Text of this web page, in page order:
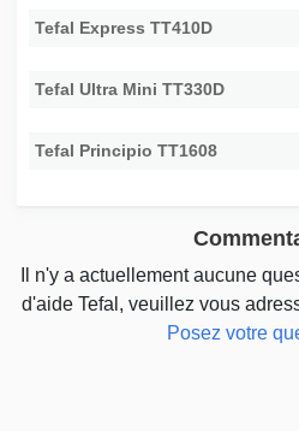
Tefal Express TT410D
Tefal Ultra Mini TT330D
Tefal Principio TT1608
Il n'y a actuellement aucune
d'aide Tefal, veuillez vous
Posez votre